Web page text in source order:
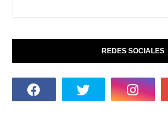
REDES SOCIALES